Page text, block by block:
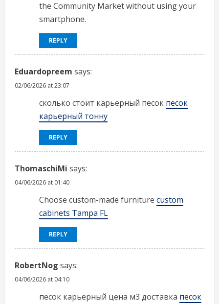
the Community Market without using your
smartphone.
REPLY
Eduardopreem says:
02/06/2026 at 23:07
сколько стоит карьерный песок песок
карьерный тонну
REPLY
ThomaschiMi says:
04/06/2026 at 01:40
Choose custom-made furniture custom
cabinets Tampa FL
REPLY
RobertNog says:
04/06/2026 at 04:10
песок карьерный цена м3 доставка песок